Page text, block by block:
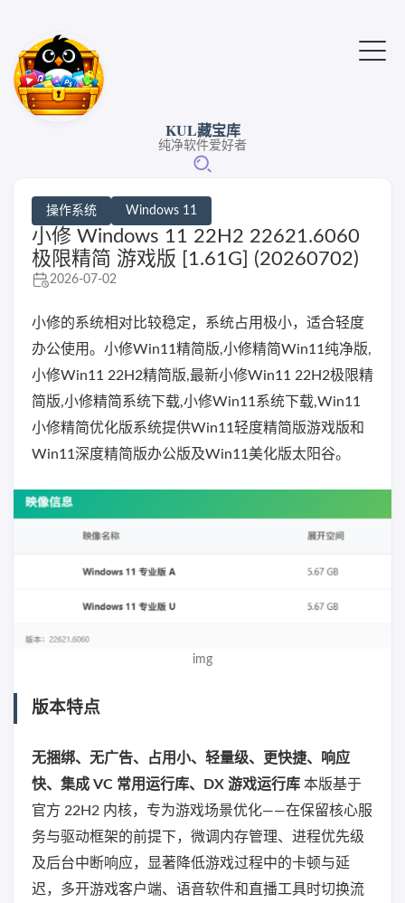
KUL藏宝库
纯净软件爱好者
操作系统 Windows 11
小修 Windows 11 22H2 22621.6060
极限精简 游戏版 [1.61G] (20260702)
2026-07-02
小修的系统相对比较稳定，系统占用极小，适合轻度
办公使用。小修Win11精简版,小修精简Win11纯净版,
小修Win11 22H2精简版,最新小修Win11 22H2极限精
简版,小修精简系统下载,小修Win11系统下载,Win11
小修精简优化版系统提供Win11轻度精简版游戏版和
Win11深度精简版办公版及Win11美化版太阳谷。
img
版本特点
无捆绑、无广告、占用小、轻量级、更快捷、响应
快、集成 VC 常用运行库、DX 游戏运行库 本版基于
官方 22H2 内核，专为游戏场景优化——在保留核心服
务与驱动框架的前提下，微调内存管理、进程优先级
及后台中断响应，显著降低游戏过程中的卡顿与延
迟，多开游戏客户端、语音软件和直播工具时切换流